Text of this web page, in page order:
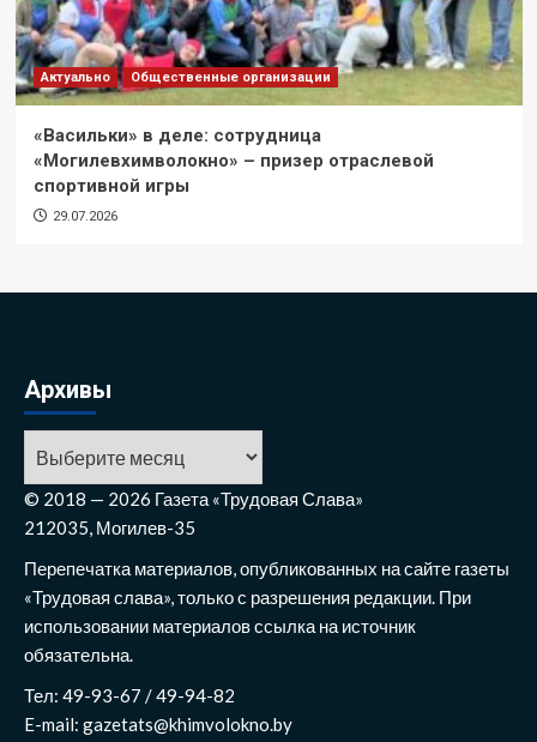
Актуально Общественные организации
«Васильки» в деле: сотрудница
«Могилевхимволокно» – призер отраслевой
спортивной игры
29.07.2026
Архивы
© 2018 — 2026 Газета «Трудовая Слава»
212035, Могилев-35
Перепечатка материалов, опубликованных на сайте газеты
«Трудовая слава», только с разрешения редакции. При
использовании материалов ссылка на источник
обязательна.
Тел: 49-93-67 / 49-94-82
E-mail: gazetats@khimvolokno.by